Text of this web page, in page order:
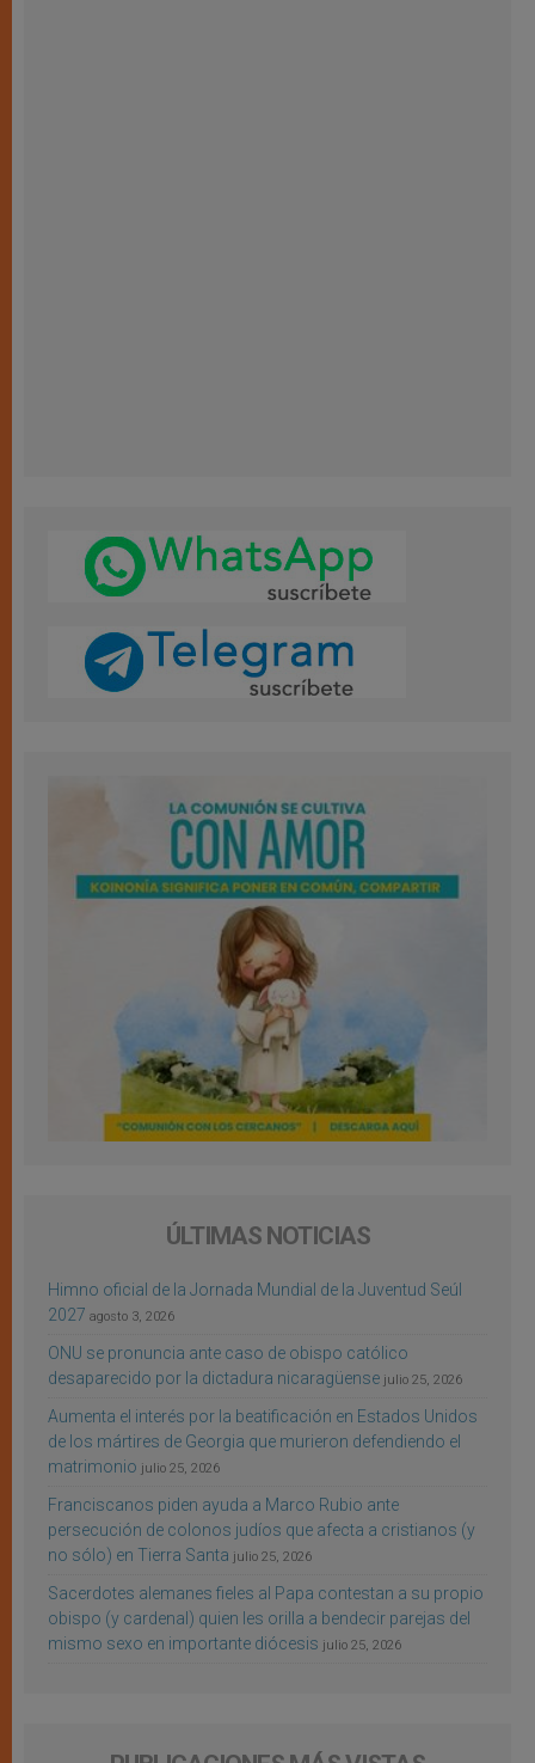
ÚLTIMAS NOTICIAS
Himno oficial de la Jornada Mundial de la Juventud Seúl
2027 agosto 3, 2026
ONU se pronuncia ante caso de obispo católico
desaparecido por la dictadura nicaragüense julio 25, 2026
Aumenta el interés por la beatificación en Estados Unidos
de los mártires de Georgia que murieron defendiendo el
matrimonio julio 25, 2026
Franciscanos piden ayuda a Marco Rubio ante
persecución de colonos judíos que afecta a cristianos (y
no sólo) en Tierra Santa julio 25, 2026
Sacerdotes alemanes fieles al Papa contestan a su propio
obispo (y cardenal) quien les orilla a bendecir parejas del
mismo sexo en importante diócesis julio 25, 2026